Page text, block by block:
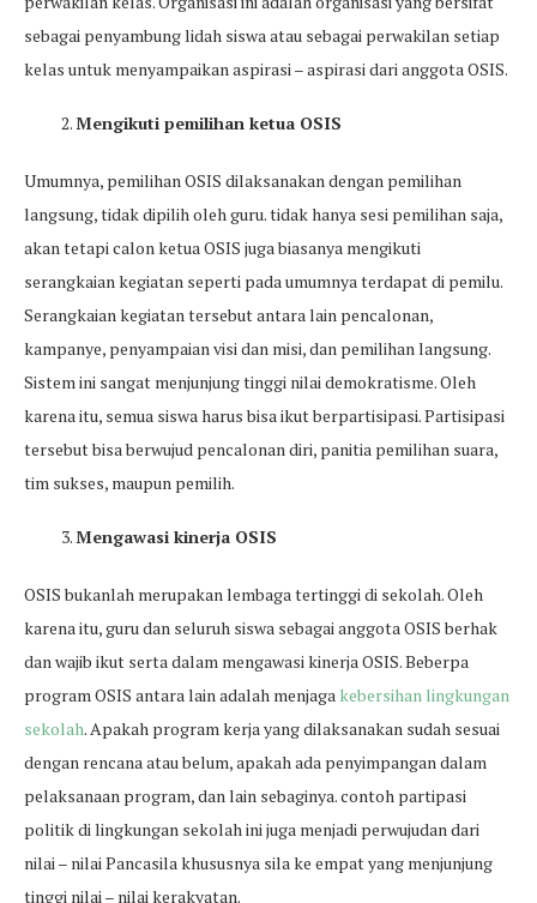
sebagai penyambung lidah siswa atau sebagai perwakilan setiap
kelas untuk menyampaikan aspirasi – aspirasi dari anggota OSIS.
Mengikuti pemilihan ketua OSIS
Umumnya, pemilihan OSIS dilaksanakan dengan pemilihan
langsung, tidak dipilih oleh guru. tidak hanya sesi pemilihan saja,
akan tetapi calon ketua OSIS juga biasanya mengikuti
serangkaian kegiatan seperti pada umumnya terdapat di pemilu.
Serangkaian kegiatan tersebut antara lain pencalonan,
kampanye, penyampaian visi dan misi, dan pemilihan langsung.
Sistem ini sangat menjunjung tinggi nilai demokratisme. Oleh
karena itu, semua siswa harus bisa ikut berpartisipasi. Partisipasi
tersebut bisa berwujud pencalonan diri, panitia pemilihan suara,
tim sukses, maupun pemilih.
Mengawasi kinerja OSIS
OSIS bukanlah merupakan lembaga tertinggi di sekolah. Oleh
karena itu, guru dan seluruh siswa sebagai anggota OSIS berhak
dan wajib ikut serta dalam mengawasi kinerja OSIS. Beberpa
program OSIS antara lain adalah menjaga kebersihan lingkungan
sekolah. Apakah program kerja yang dilaksanakan sudah sesuai
dengan rencana atau belum, apakah ada penyimpangan dalam
pelaksanaan program, dan lain sebaginya. contoh partipasi
politik di lingkungan sekolah ini juga menjadi perwujudan dari
nilai – nilai Pancasila khususnya sila ke empat yang menjunjung
tinggi nilai – nilai kerakyatan.